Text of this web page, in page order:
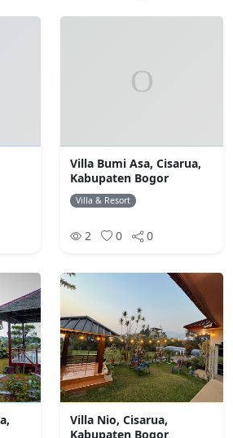
Villa Bumi Asa, Cisarua,
Kabupaten Bogor
Villa & Resort
2 0 0
Villa Nio, Cisarua,
Kabupaten Bogor